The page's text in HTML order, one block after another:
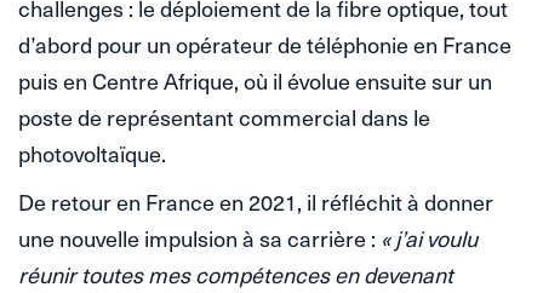
challenges : le déploiement de la fibre optique, tout
d’abord pour un opérateur de téléphonie en France
puis en Centre Afrique, où il évolue ensuite sur un
poste de représentant commercial dans le
photovoltaïque.
De retour en France en 2021, il réfléchit à donner
une nouvelle impulsion à sa carrière : « j’ai voulu
réunir toutes mes compétences en devenant